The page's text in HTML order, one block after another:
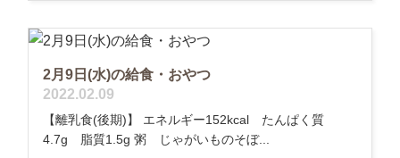
2月9日(水)の給食・おやつ
2022.02.09
【離乳食(後期)】 エネルギー152kcal たんぱく質
4.7g 脂質1.5g 粥 じゃがいものそぼ...